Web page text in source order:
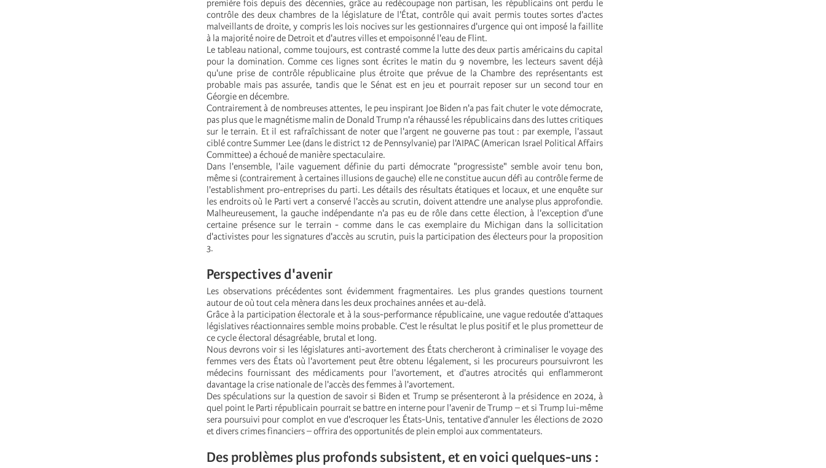
première fois depuis des décennies, grâce au redécoupage non partisan, les républicains ont perdu le
contrôle des deux chambres de la législature de l'État, contrôle qui avait permis toutes sortes d'actes
malveillants de droite, y compris les lois nocives sur les gestionnaires d'urgence qui ont imposé la faillite
à la majorité noire de Detroit et d'autres villes et empoisonné l'eau de Flint.
Le tableau national, comme toujours, est contrasté comme la lutte des deux partis américains du capital
pour la domination. Comme ces lignes sont écrites le matin du 9 novembre, les lecteurs savent déjà
qu'une prise de contrôle républicaine plus étroite que prévue de la Chambre des représentants est
probable mais pas assurée, tandis que le Sénat est en jeu et pourrait reposer sur un second tour en
Géorgie en décembre.
Contrairement à de nombreuses attentes, le peu inspirant Joe Biden n'a pas fait chuter le vote démocrate,
pas plus que le magnétisme malin de Donald Trump n'a réhaussé les républicains dans des luttes critiques
sur le terrain. Et il est rafraîchissant de noter que l'argent ne gouverne pas tout : par exemple, l'assaut
ciblé contre Summer Lee (dans le district 12 de Pennsylvanie) par l'AIPAC (American Israel Political Affairs
Committee) a échoué de manière spectaculaire.
Dans l'ensemble, l'aile vaguement définie du parti démocrate "progressiste" semble avoir tenu bon,
même si (contrairement à certaines illusions de gauche) elle ne constitue aucun défi au contrôle ferme de
l'establishment pro-entreprises du parti. Les détails des résultats étatiques et locaux, et une enquête sur
les endroits où le Parti vert a conservé l'accès au scrutin, doivent attendre une analyse plus approfondie.
Malheureusement, la gauche indépendante n'a pas eu de rôle dans cette élection, à l'exception d'une
certaine présence sur le terrain - comme dans le cas exemplaire du Michigan dans la sollicitation
d'activistes pour les signatures d'accès au scrutin, puis la participation des électeurs pour la proposition
3.
Perspectives d'avenir
Les observations précédentes sont évidemment fragmentaires. Les plus grandes questions tournent
autour de où tout cela mènera dans les deux prochaines années et au-delà.
Grâce à la participation électorale et à la sous-performance républicaine, une vague redoutée d'attaques
législatives réactionnaires semble moins probable. C'est le résultat le plus positif et le plus prometteur de
ce cycle électoral désagréable, brutal et long.
Nous devrons voir si les législatures anti-avortement des États chercheront à criminaliser le voyage des
femmes vers des États où l'avortement peut être obtenu légalement, si les procureurs poursuivront les
médecins fournissant des médicaments pour l'avortement, et d'autres atrocités qui enflammeront
davantage la crise nationale de l'accès des femmes à l'avortement.
Des spéculations sur la question de savoir si Biden et Trump se présenteront à la présidence en 2024, à
quel point le Parti républicain pourrait se battre en interne pour l'avenir de Trump – et si Trump lui-même
sera poursuivi pour complot en vue d'escroquer les États-Unis, tentative d'annuler les élections de 2020
et divers crimes financiers – offrira des opportunités de plein emploi aux commentateurs.
Des problèmes plus profonds subsistent, et en voici quelques-uns :